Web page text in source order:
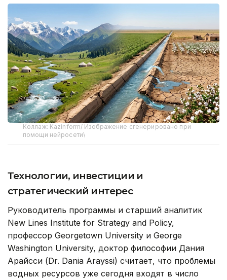
Коллаж: Kazinform/ Изображение сгенерировано при
помощи нейросети\
Технологии, инвестиции и
стратегический интерес
Руководитель программы и старший аналитик
New Lines Institute for Strategy and Policy,
профессор Georgetown University и George
Washington University, доктор философии Дания
Арайсси (Dr. Dania Arayssi) считает, что проблемы
водных ресурсов уже сегодня входят в число